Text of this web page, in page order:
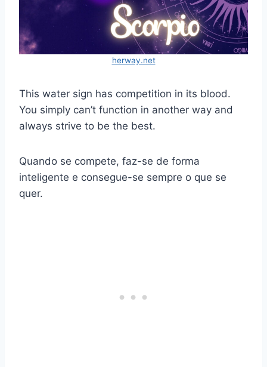
herway.net
This water sign has competition in its blood.
You simply can’t function in another way and
always strive to be the best.
Quando se compete, faz-se de forma
inteligente e consegue-se sempre o que se
quer.